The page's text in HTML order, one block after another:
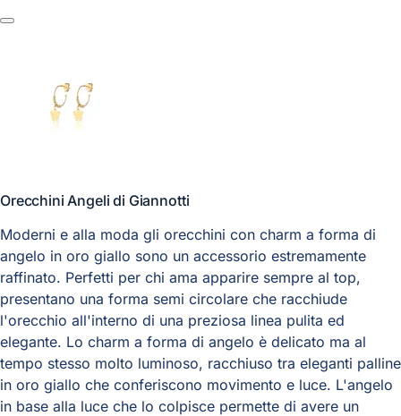
Orecchini Angeli di Giannotti
Moderni e alla moda gli orecchini con charm a forma di
angelo in oro giallo sono un accessorio estremamente
raffinato. Perfetti per chi ama apparire sempre al top,
presentano una forma semi circolare che racchiude
l'orecchio all'interno di una preziosa linea pulita ed
elegante. Lo charm a forma di angelo è delicato ma al
tempo stesso molto luminoso, racchiuso tra eleganti palline
in oro giallo che conferiscono movimento e luce. L'angelo
in base alla luce che lo colpisce permette di avere un